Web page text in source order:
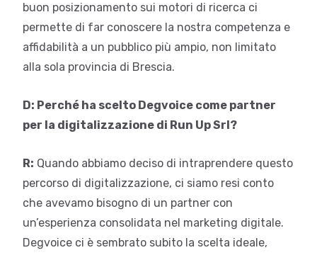
buon posizionamento sui motori di ricerca ci
permette di far conoscere la nostra competenza e
affidabilità a un pubblico più ampio, non limitato
alla sola provincia di Brescia.
D: Perché ha scelto Degvoice come partner
per la digitalizzazione di Run Up Srl?
R: Quando abbiamo deciso di intraprendere questo
percorso di digitalizzazione, ci siamo resi conto
che avevamo bisogno di un partner con
un’esperienza consolidata nel marketing digitale.
Degvoice ci è sembrato subito la scelta ideale,